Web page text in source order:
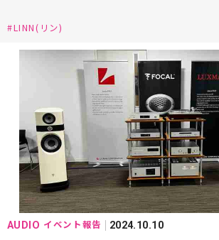
#Phasemation(フェーズメーション)
#Playback Designs(プレイバックデザ
#Polk Audio(ポークオーディオ)
#PRIMARE(プライマー) #PROSTO(
#QUAD(クォード)
#SilentAngel(サイレントエンジェル)
#LINN(リン)
AUDIO イベント報告 2024.10.10